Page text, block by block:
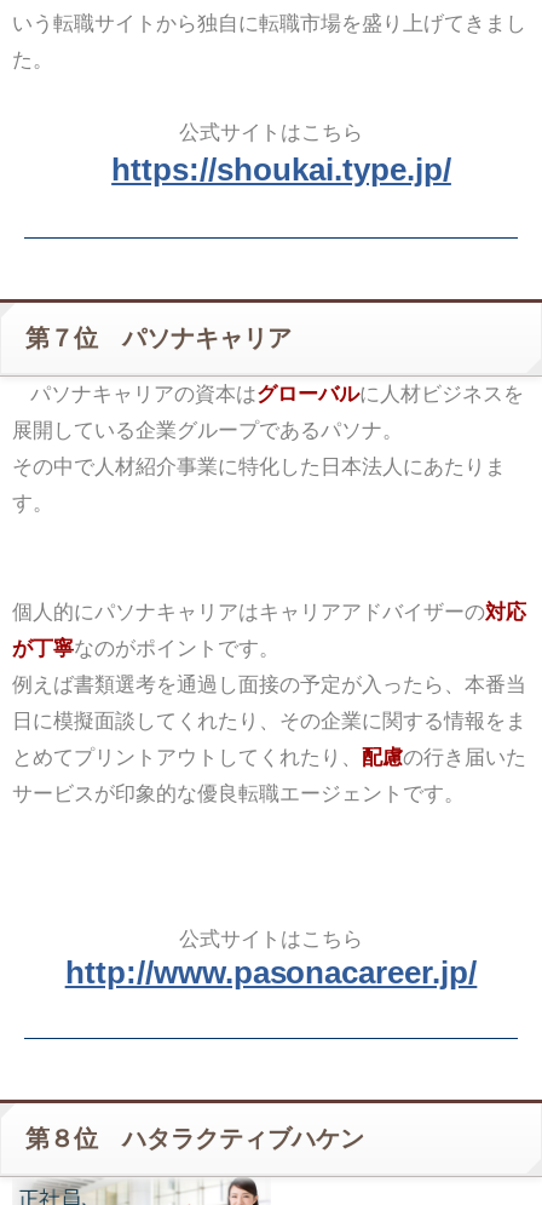
いう転職サイトから独自に転職市場を盛り上げてきまし
た。
公式サイトはこちら
https://shoukai.type.jp/
第７位 パソナキャリア
パソナキャリアの資本はグローバルに人材ビジネスを
展開している企業グループであるパソナ。
その中で人材紹介事業に特化した日本法人にあたりま
す。
個人的にパソナキャリアはキャリアアドバイザーの対応
が丁寧なのがポイントです。
例えば書類選考を通過し面接の予定が入ったら、本番当
日に模擬面談してくれたり、その企業に関する情報をま
とめてプリントアウトしてくれたり、 配慮の行き届いた
サービスが印象的な優良転職エージェントです。
公式サイトはこちら
http://www.pasonacareer.jp/
第８位 ハタラクティブハケン